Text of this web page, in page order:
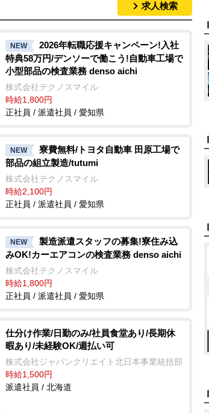
求人検索
NEW
2026年転職応援キャンペーン!入社
特典58万円/デンソーで働こう!自動車工場で
小型部品の検査業務 denso aichi
株式会社テクノスマイル
時給1,800円
正社員 / 派遣社員 / 愛知県
NEW
寮費無料/トヨタ自動車 田原工場で
部品の組立製造/tutumi
株式会社テクノスマイル
時給2,100円
正社員 / 派遣社員 / 愛知県
NEW
製造派遣スタッフの募集!寮住み込
みOK!カーエアコンの検査業務 denso aichi
株式会社テクノスマイル
時給1,800円
正社員 / 派遣社員 / 愛知県
仕分け作業/日勤のみ/社員食堂あり/長期休
暇あり/未経験OK/週払い可
株式会社ジャパンクリエイト北日本事業統括部
時給1,500円
派遣社員 / 北海道